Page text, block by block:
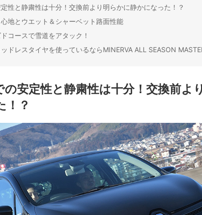
性と静粛性は十分！交換前より明らかに静かになった！？
地とウエット＆シャーベット路面性能
コースで雪道をアタック！
ドレスタイヤを使っているならMINERVA ALL SEASON
の安定性と静粛性は十分！交換前よ
！？